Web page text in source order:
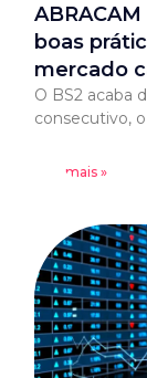
boas
mercado
O BS2 acaba
consecutivo,
Leia mais »